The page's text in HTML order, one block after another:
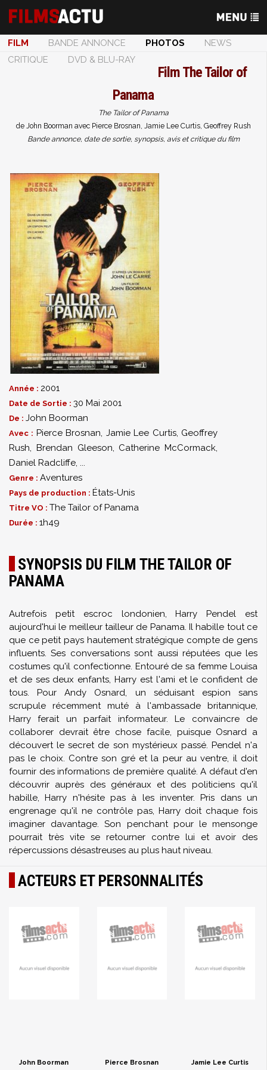
FILM BANDE ANNONCE PHOTOS
NEWS
CRITIQUE
DVD & BLU-RAY
FilmThe Tailor of
Panama
The Tailor of Panama
de John Boorman avec Pierce Brosnan, Jamie Lee Curtis, Geoffrey Rush
Bande annonce, date de sortie, synopsis, avis et critique du film
Année : 2001
Date de Sortie : 30 Mai 2001
De : John Boorman
Avec : Pierce Brosnan, Jamie Lee Curtis, Geoffrey
Rush, Brendan Gleeson, Catherine McCormack,
Daniel Radcliffe, ...
Genre : Aventures
Pays de production : États-Unis
Titre VO : The Tailor of Panama
Durée : 1h49
SYNOPSIS DU FILM THE TAILOR OF
PANAMA
Autrefois petit escroc londonien, Harry Pendel est
aujourd'hui le meilleur tailleur de Panama. Il habille tout ce
que ce petit pays hautement stratégique compte de gens
influents. Ses conversations sont aussi réputées que les
costumes qu'il confectionne. Entouré de sa femme Louisa
et de ses deux enfants, Harry est l'ami et le confident de
tous. Pour Andy Osnard, un séduisant espion sans
scrupule récemment muté à l'ambassade britannique,
Harry ferait un parfait informateur. Le convaincre de
collaborer devrait être chose facile, puisque Osnard a
découvert le secret de son mystérieux passé. Pendel n'a
pas le choix. Contre son gré et la peur au ventre, il doit
fournir des informations de première qualité. A défaut d'en
découvrir auprès des généraux et des politiciens qu'il
habille, Harry n'hésite pas à les inventer. Pris dans un
engrenage qu'il ne contrôle pas, Harry doit chaque fois
imaginer davantage. Son penchant pour le mensonge
pourrait très vite se retourner contre lui et avoir des
répercussions désastreuses au plus haut niveau.
ACTEURS ET PERSONNALITÉS
John Boorman Pierce Brosnan Jamie Lee Curtis